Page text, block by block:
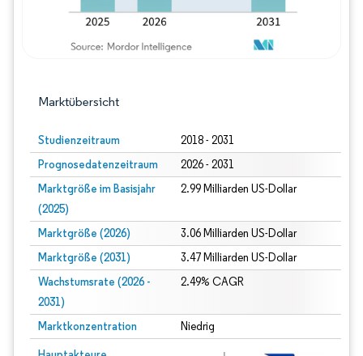
Marktübersicht
Studienzeitraum 2018 - 2031
Prognosedatenzeitraum 2026 - 2031
Marktgröße im Basisjahr
(2025)
2.99 Milliarden US-Dollar
Marktgröße (2026) 3.06 Milliarden US-Dollar
Marktgröße (2031) 3.47 Milliarden US-Dollar
Wachstumsrate (2026 -
2031)
2.49% CAGR
Marktkonzentration Niedrig
Bild © Mordor Intelligence. Wiederverwendung erfordert Namensnennung